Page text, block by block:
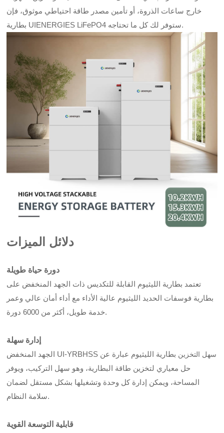
خارج ساعات الذروة، أو تأمين مصدر طاقة احتياطي موثوق، فإن
بطارية UIENERGIES LiFePO4 ستوفر لك كل ما تحتاجه.
دلائل الميزات
دورة حياة طويلة
تعتمد بطارية الليثيوم القابلة للتكديس ذات الجهد المنخفض على
بطارية فوسفات الحديد الليثيوم عالية الأداء مع أداء أمان عالي وعمر
خدمة طويل، أكثر من 6000 دورة.
إدارة سهلة
الجهد المنخفض UI-YRBHSS
سهل التخزين بطارية الليثيوم عبارة عن
حل معياري لتخزين طاقة البطارية، وهو سهل التركيب، ويوفر
المساحة، ويمكن إدارة كل وحدة وتشغيلها بشكل مستقل لضمان
سلامة النظام.
قابلية التوسعة القوية